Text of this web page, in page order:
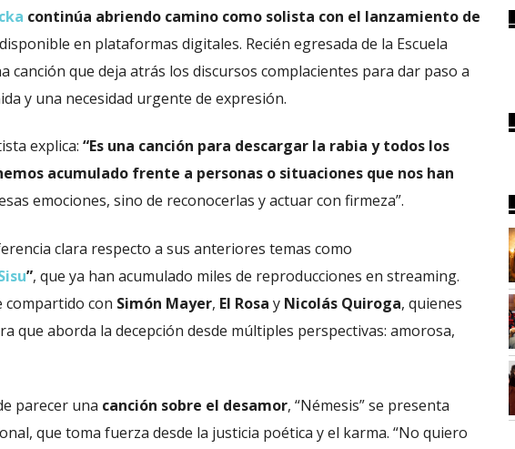
continúa abriendo camino como solista con el lanzamiento de
en plataformas digitales. Recién egresada de la Escuela
canción que deja atrás los discursos complacientes para dar paso a
y una necesidad urgente de expresión.
explica: “Es una canción para descargar la rabia y todos los
acumulado frente a personas o situaciones que nos han
emociones, sino de reconocerlas y actuar con firmeza”.
clara respecto a sus anteriores temas como
”, que ya han acumulado miles de reproducciones en streaming.
compartido con Simón Mayer, El Rosa y Nicolás Quiroga, quienes
que aborda la decepción desde múltiples perspectivas: amorosa,
parecer una canción sobre el desamor, “Némesis” se presenta
que toma fuerza desde la justicia poética y el karma. “No quiero